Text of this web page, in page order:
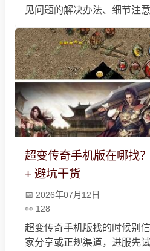
见问题的解决办法、细节注
超变传奇手机版在哪找
+ 避坑干货
2026年07月12日
128
超变传奇手机版找的时候别
家分享或正规渠道，进服先